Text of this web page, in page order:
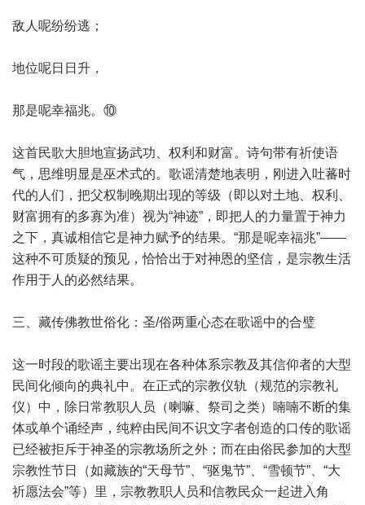
敌人呢纷纷逃；
地位呢日日升，
那是呢幸福兆。⑩
这首民歌大胆地宣扬武功、权利和财富。诗句带有祈使语
气，思维明显是巫术式的。歌谣清楚地表明，刚进入吐蕃时
代的人们，把父权制晚期出现的等级（即以对土地、权利、
财富拥有的多寡为准）视为“神迹”，即把人的力量置于神力
之下，真诚相信它是神力赋予的结果。“那是呢幸福兆”——
这种不可质疑的预见，恰恰出于对神恩的坚信，是宗教生活
作用于人的必然结果。
三、藏传佛教世俗化：圣/俗两重心态在歌谣中的合璧
这一时段的歌谣主要出现在各种体系宗教及其信仰者的大型
民间化倾向的典礼中。在正式的宗教仪轨（规范的宗教礼
仪）中，除日常教职人员（喇嘛、祭司之类）喃喃不断的集
体或单个诵经声，纯粹由民间不识文字者创造的口传的歌谣
已经被拒斥于神圣的宗教场所之外；而在由俗民参加的大型
宗教性节日（如藏族的“天母节”、“驱鬼节”、“雪顿节”、“大
祈愿法会”等）里，宗教教职人员和信教民众一起进入角